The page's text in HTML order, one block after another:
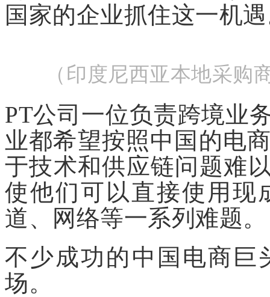
国家的企业抓住这一机
（印度尼西亚本地采购
PT公司一位负责跨境业
业都希望按照中国的电
于技术和供应链问题难
使他们可以直接使用现
道、网络等一系列难题。
不少成功的中国电商巨
场。